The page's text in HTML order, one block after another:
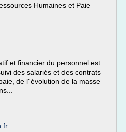
Humaines et Paie
et financier du personnel est
des salariés et des contrats
de l''évolution de la masse